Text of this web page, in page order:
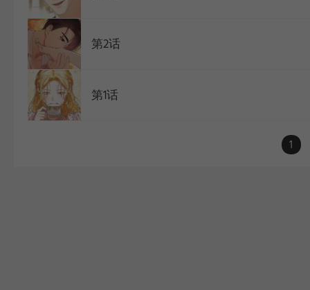
第2话
第1话
1